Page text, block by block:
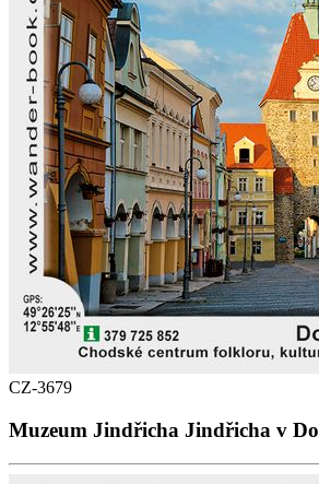
CZ-3679
Muzeum Jindřicha Jindřicha v